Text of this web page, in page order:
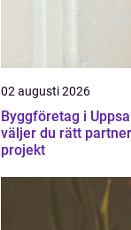
02 augusti 2026
Byggföretag i
väljer du rätt
projekt